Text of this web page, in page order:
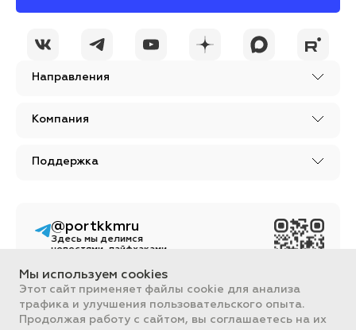
Направления
Компания
Поддержка
Вся информация, размещенная на сайте, носит ознакомительный
характер и не является публичной офертой, определяемой
@portkkmru
Здесь мы делимся
новостями, лайфхаками
контентом из мира
бизнеса
Мы используем cookies
Этот сайт применяет файлы cookie для анализа
трафика и улучшения пользовательского опыта.
Продолжая работу с сайтом, вы соглашаетесь на их